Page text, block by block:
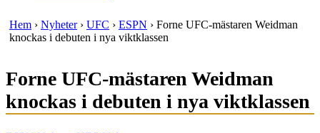
Hem › Nyheter› UFC › ESPN › Forne UFC-mästaren Weidman
knockas i debuten i nya viktklassen
Forne UFC-mästaren Weidman
knockas i debuten i nya viktklassen